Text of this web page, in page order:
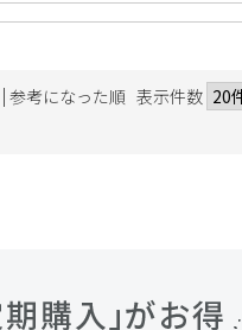
| 参考になった順 表示件数